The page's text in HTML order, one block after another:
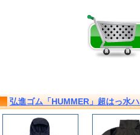
弘進ゴム「HUMMER」超はっ水